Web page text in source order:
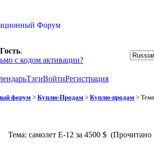
Гость.
с кодом активации?
ТэгиВойтиРегистрация
форум > Куплю-Продам > Куплю-продам >
Тема: самолет Е-12 за 4500 $ (Прочитано